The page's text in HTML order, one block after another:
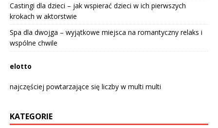
Castingi dla dzieci – jak wspierać dzieci w ich pierwszych
krokach w aktorstwie
Spa dla dwojga – wyjątkowe miejsca na romantyczny relaks i
wspólne chwile
elotto
najczęściej powtarzające się liczby w multi multi
KATEGORIE